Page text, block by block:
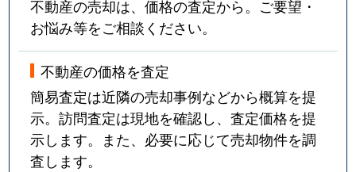
不動産の売却は、価格の査定から。ご要望・
お悩み等をご相談ください。
不動産の価格を査定
簡易査定は近隣の売却事例などから概算を提
示。訪問査定は現地を確認し、査定価格を提
示します。また、必要に応じて売却物件を調
査します。